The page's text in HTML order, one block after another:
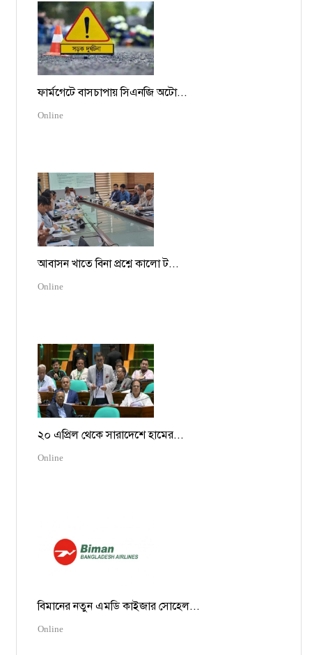
ফার্মগেটে বাসচাপায় সিএনজি অটো...
Online
আবাসন খাতে বিনা প্রশ্নে কালো ট...
Online
২০ এপ্রিল থেকে সারাদেশে হামের...
Online
বিমানের নতুন এমডি কাইজার সোহেল...
Online